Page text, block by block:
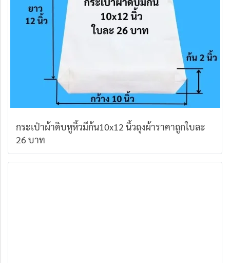
กระเป๋าผ้าดิบหูหิ้วมีก้น10x12 นิ้วถุงผ้าราคาถูกใบละ
26 บาท